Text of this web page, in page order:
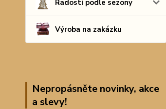
Radosti podle sezony
Výroba na zakázku
Nepropásněte novinky, akce
a slevy!